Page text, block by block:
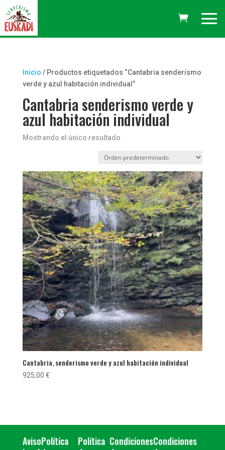
Inicio / Productos etiquetados “Cantabria senderismo
verde y azul habitación individual”
Cantabria senderismo verde y
azul habitación individual
Mostrando el único resultado
Cantabria, senderismo verde y azul habitación individual
925,00 €
AvisoPolítica
Política CondicionesCondiciones